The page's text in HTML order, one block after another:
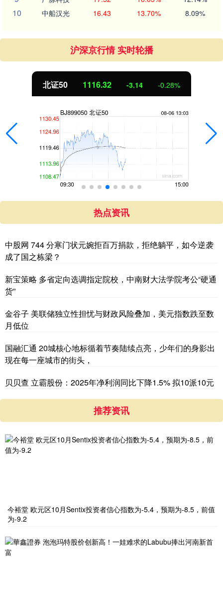
10 中船汉光 16.43 13.70% 8.09%
沪深京行情 实时轮播
北证50 1116.21 -3.25 -0.29%
热点资讯
中股网 744 分寒门状元婉拒百万捐款，拒绝躺平，如今逆袭
成了国之栋梁？
新宝策略 多省定向选调指定院校，中南财大法学院考公“硬通
货”
金谷子 美联储独立性担忧与财政风险叠加，美元指数跌至数
月低位
国融汇通 20城核心地标循着节奏陆续点亮，少年们的身影出
现在每一座城市的街头，
贝贝查 立霸股份：2025年净利润同比下降1.5% 拟10派10元
推荐资讯
今裕堂 欧元区10月Sentix投资者信心指数为-5.4，预期为-8.5，前值
为-9.2